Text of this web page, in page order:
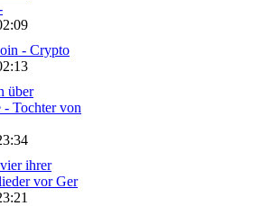
- Crypto
über
- Tochter von
ihrer
vor Ger